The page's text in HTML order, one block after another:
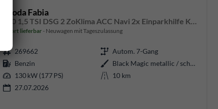
Skoda Fabia
130 1,5 TSI DSG 2 ZoKlima ACC Navi 2x Einparkhilfe Kessy 18 Zoll beheiztes Lenkrad Sitzheizung Sunset 5J Garantie
sofort lieferbar Neuwagen mit Tageszulassung
269662
Autom. 7-Gang
Benzin
Black Magic metallic / schwarzes Dach
130 kW (177 PS)
10 km
27.07.2026